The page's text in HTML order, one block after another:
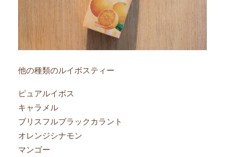
他の種類のルイボスティー
ピュアルイボス
キャラメル
ブリスフルブラックカラント
オレンジシナモン
マンゴー